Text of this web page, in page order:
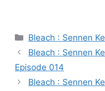
Catégories
Bleach : Sennen
Bleach : Sennen
Episode 014
Bleach : Sennen